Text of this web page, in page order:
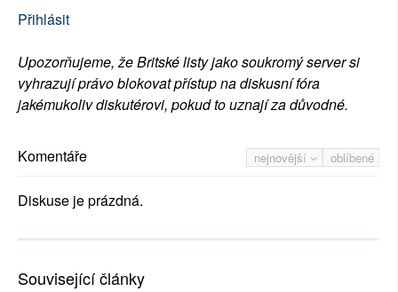
Přihlásit
Upozorňujeme, že Britské listy jako soukromý server si
vyhrazují právo blokovat přístup na diskusní fóra
jakémukoliv diskutérovi, pokud to uznají za důvodné.
nejnovější oblíbené
Komentáře
Diskuse je prázdná.
Související články